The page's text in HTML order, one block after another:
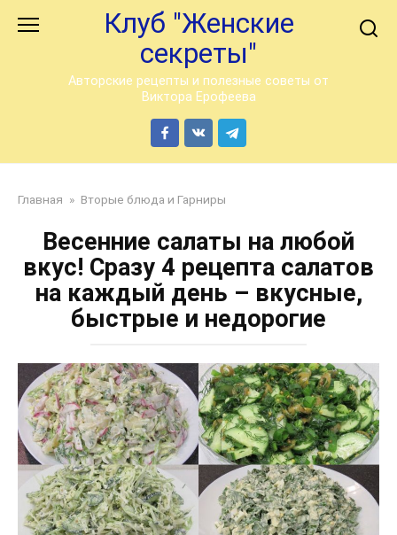
Клуб "Женские
секреты"
Авторские рецепты и полезные советы от
Виктора Ерофеева
Главная » Вторые блюда и Гарниры
Весенние салаты на любой
вкус! Сразу 4 рецепта салатов
на каждый день – вкусные,
быстрые и недорогие